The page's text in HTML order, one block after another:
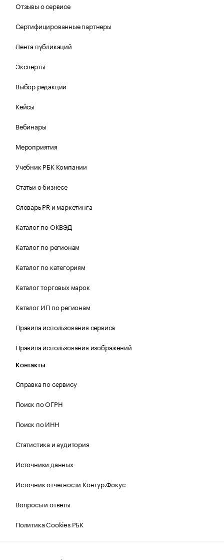
Отзывы о сервисе
Сертифицированные партнеры
Лента публикаций
Эксперты
Выбор редакции
Кейсы
Вебинары
Мероприятия
Учебник РБК Компании
Статьи о бизнесе
Словарь PR и маркетинга
Каталог по ОКВЭД
Каталог по регионам
Каталог по категориям
Каталог торговых марок
Каталог ИП по регионам
Правила использования сервиса
Правила использования изображений
Контакты
Справка по сервису
Поиск по ОГРН
Поиск по ИНН
Статистика и аудитория
Источники данных
Источник отчетности Контур.Фокус
Вопросы и ответы
Политика Cookies РБК